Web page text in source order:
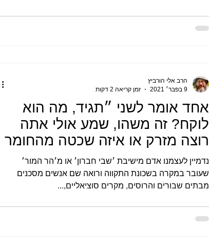
אחד אומר לשני ״תגיד, מה הוא
לוקח? זה משהו, שמע אולי אתה
רוצה מזרק או איזה שכטה מהחומר
שהוא לקח״
נדמיין לעצמנו אדם מישיבת ׳שבי חברון׳ או מ׳הר המור׳
שעובר במקרה בשכונת התקווה ורואה שם אנשים מסכנים
מבתים שבורים והרוסים, מקרים סוציאליים,...
הרב אלי הורביץ
9 בפבר׳ 2021
זמן קריאה 2 דקות